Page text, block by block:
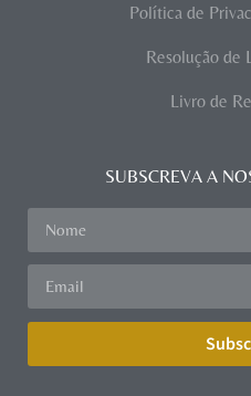
Política de
Resolução de
Livro de
SUBSCREVA A